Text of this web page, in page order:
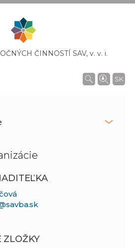
ČINNOSTÍ SAV, v. v. i.
SK
ZLOŽKY